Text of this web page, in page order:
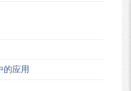
的应用